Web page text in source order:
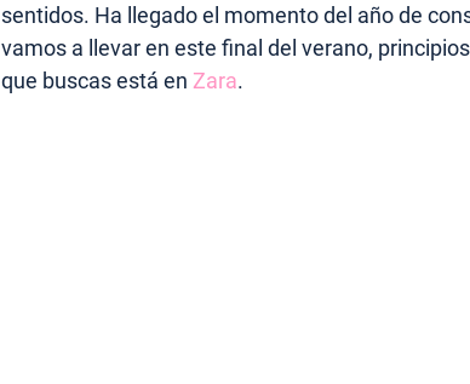
sentidos. Ha llegado el momento del año de
vamos a llevar en este final del verano,
que buscas está en Zara.